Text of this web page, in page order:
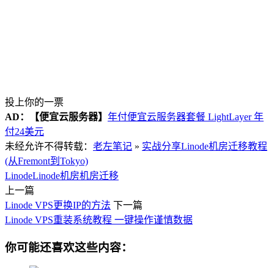
投上你的一票
AD：
【便宜云服务器】 年付便宜云服务器套餐 LightLayer 年
付24美元
未经允许不得转载： 老左笔记 » 实战分享Linode机房迁移教程
(从Fremont到Tokyo)
LinodeLinode机房机房迁移
上一篇
Linode VPS更换IP的方法 下一篇
Linode VPS重装系统教程 一键操作谨慎数据
你可能还喜欢这些内容：